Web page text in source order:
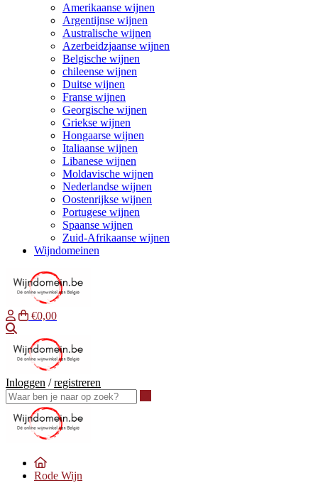
Amerikaanse wijnen
Argentijnse wijnen
Australische wijnen
Azerbeidzjaanse wijnen
Belgische wijnen
chileense wijnen
Duitse wijnen
Franse wijnen
Georgische wijnen
Griekse wijnen
Hongaarse wijnen
Italiaanse wijnen
Libanese wijnen
Moldavische wijnen
Nederlandse wijnen
Oostenrijkse wijnen
Portugese wijnen
Spaanse wijnen
Zuid-Afrikaanse wijnen
Wijndomeinen
€0,00
Inloggen /registreren
Rode Wijn